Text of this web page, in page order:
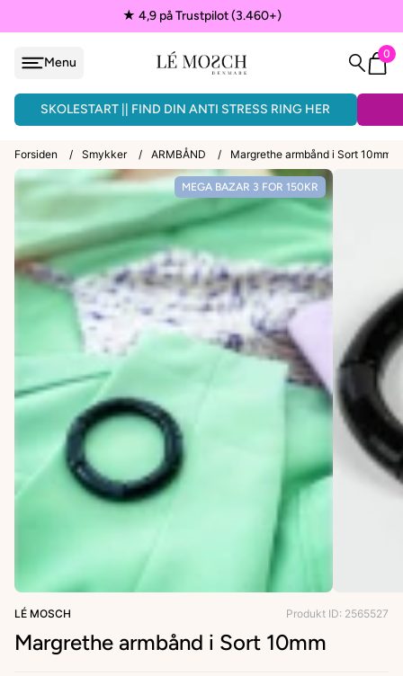
★ 4,9 på Trustpilot (3.460+)
Menu
0
SKOLESTART || FIND DIN ANTI STRESS RING HER
ARMBÅND - 3 FOR 150KR.
Forsiden / Smykker / ARMBÅND / Margrethe armbånd i Sort 10mm
MEGA BAZAR 3 FOR 150KR
LÉ MOSCH Produkt ID: 2565527
Margrethe armbånd i Sort 10mm